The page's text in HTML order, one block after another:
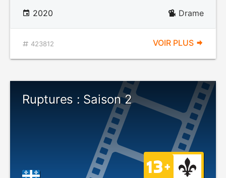
2020 Drame
423812 VOIR PLUS
Ruptures : Saison 2